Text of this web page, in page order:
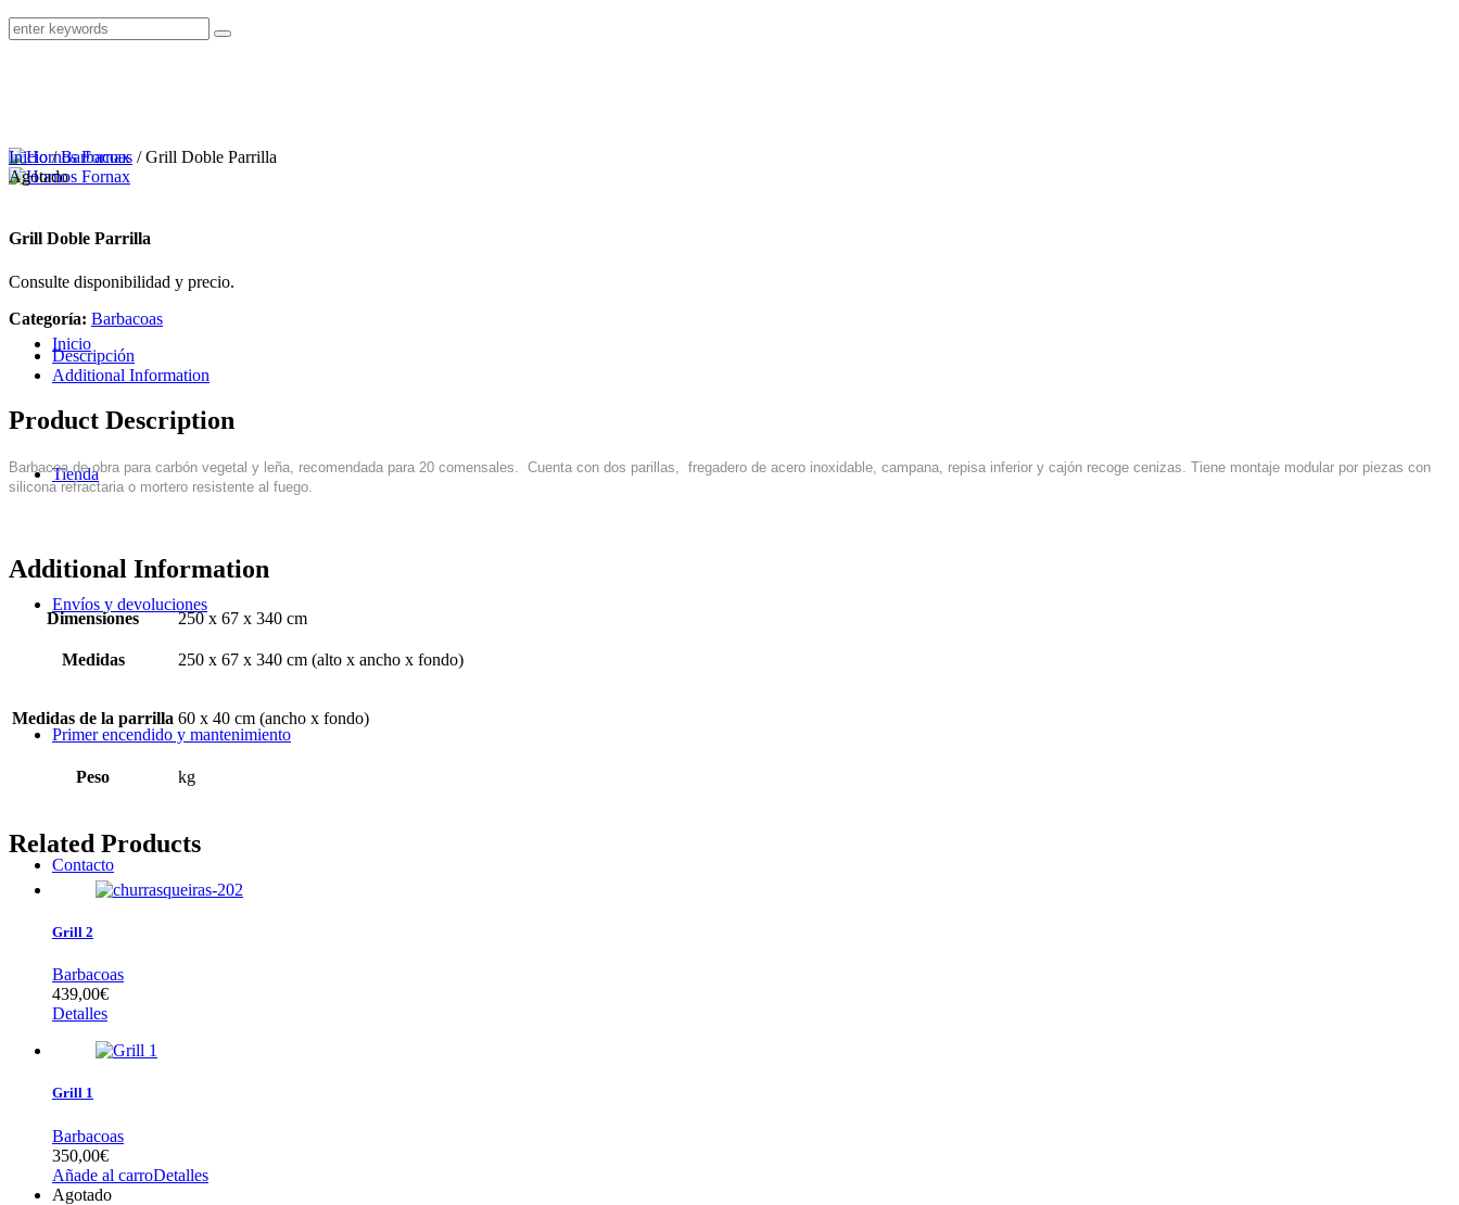
Inicio
Tienda
Envíos y devoluciones
Primer encendido y mantenimiento
Contacto
Inicio/Barbacoas / Grill Doble Parrilla
Agotado
Grill Doble Parrilla
Consulte disponibilidad y precio.
Categoría: Barbacoas
Descripción
Additional Information
Product Description
Barbacoa de obra para carbón vegetal y leña, recomendada para 20 comensales. Cuenta con dos parillas, fregadero de acero inoxidable, campana, repisa inferior y cajón recoge cenizas. Tiene montaje modular por piezas con
silicona refractaria o mortero resistente al fuego.
Additional Information
Dimensiones 250 x 67 x 340 cm
Medidas 250 x 67 x 340 cm (alto x ancho x fondo)
Medidas de la parrilla 60 x 40 cm (ancho x fondo)
Peso kg
Related Products
Grill 2
Barbacoas
439,00€
Detalles
Grill 1
Barbacoas
350,00€
Añade al carroDetalles
Agotado